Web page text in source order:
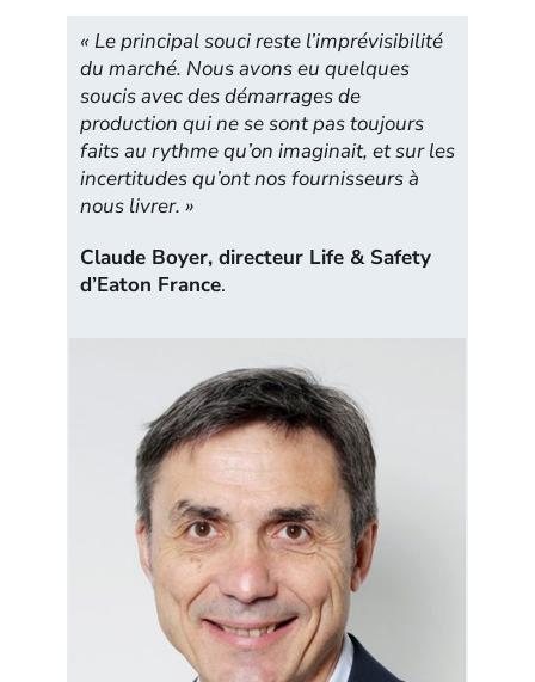
« Le principal souci reste l’imprévisibilité
du marché. Nous avons eu quelques
soucis avec des démarrages de
production qui ne se sont pas toujours
faits au rythme qu’on imaginait, et sur les
incertitudes qu’ont nos fournisseurs à
nous livrer. »
Claude Boyer, directeur Life & Safety
d’Eaton France.